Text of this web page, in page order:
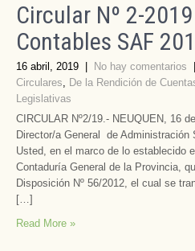
Circular Nº 2-
Contables SAF
16 abril, 2019 No hay comentarios
Circulares, De la Rendición de
Legislativas
CIRCULAR Nº2/19.- NEUQUEN, 16
Director/a General de Administración
Usted, en el marco de lo establecido
Contaduría General de la Provincia,
Disposición Nº 56/2012, el cual se
[…]
Read More »